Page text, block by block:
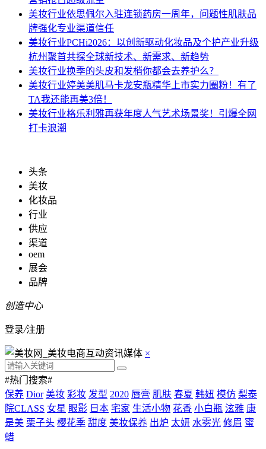
美妆行业依思佩尔入驻连锁药房一周年，问题性肌肤品
牌强化专业渠道信任
美妆行业PCHi2026：以创新驱动化妆品及个护产业升级
杭州聚首共探全球新技术、新需求、新趋势
美妆行业换季的头皮和发梢你都会去养护么？
美妆行业婷美美肌马卡龙安瓶精华上市实力圈粉！有了
TA我还能再美3倍！
美妆行业格乐利雅再获年度人气艺术场景奖！引爆全网
打卡浪潮
头条
美妆
化妆品
行业
供应
渠道
oem
展会
品牌
创造中心
登录/注册
×
#热门搜索#
保养 Dior 美妆 彩妆 发型 2020 唇膏 肌肤 春夏 韩妞 模仿 梨泰
院CLASS 女星 眼影 日本 宅家 生活小物 花香 小白瓶 泫雅 康
是美 栗子头 樱花季 甜度 美妆保养 出炉 太妍 水雾光 修眉 蜜
蜡